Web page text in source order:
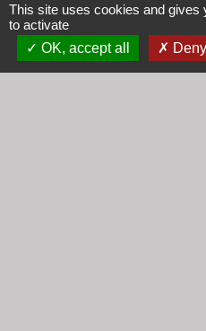
Mairie
438 Rue
This site uses cookies and gives
to activate
OK, accept all